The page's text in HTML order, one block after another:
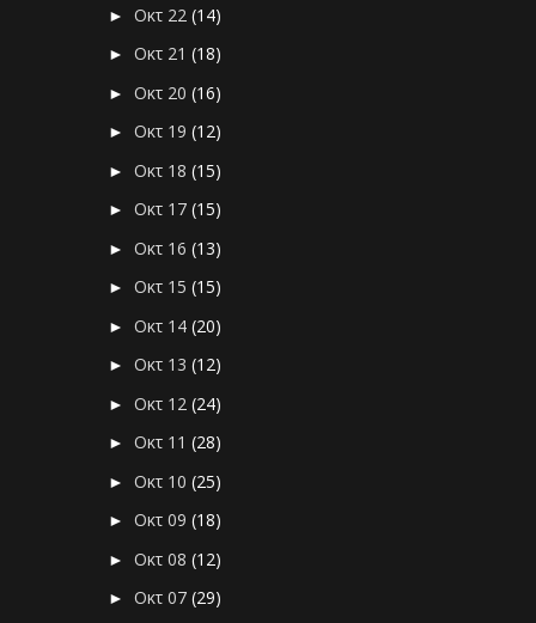
►Οκτ 22(14)
►Οκτ 21(18)
►Οκτ 20(16)
►Οκτ 19(12)
►Οκτ 18(15)
►Οκτ 17(15)
►Οκτ 16(13)
►Οκτ 15(15)
►Οκτ 14(20)
►Οκτ 13(12)
►Οκτ 12(24)
►Οκτ 11(28)
►Οκτ 10(25)
►Οκτ 09(18)
►Οκτ 08(12)
►Οκτ 07(29)